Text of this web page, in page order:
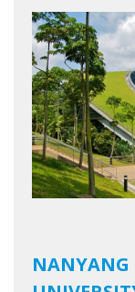
học tập và
kỹ năng, kiến
đối tác của